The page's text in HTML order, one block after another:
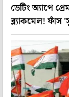
ডেটিং অ্যাপে
ব্ল্যাকমেল! ফাঁস